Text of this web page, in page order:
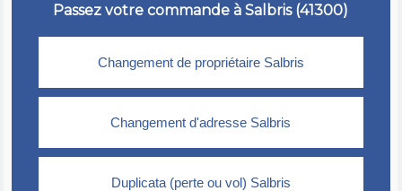
Passez votre commande à Salbris (41300)